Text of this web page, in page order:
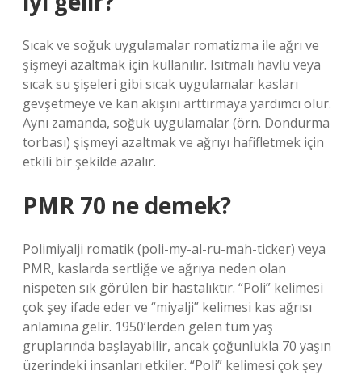
Sıcak ve soğuk uygulamalar romatizma ile ağrı ve
şişmeyi azaltmak için kullanılır. Isıtmalı havlu veya
sıcak su şişeleri gibi sıcak uygulamalar kasları
gevşetmeye ve kan akışını arttırmaya yardımcı olur.
Aynı zamanda, soğuk uygulamalar (örn. Dondurma
torbası) şişmeyi azaltmak ve ağrıyı hafifletmek için
etkili bir şekilde azalır.
PMR 70 ne demek?
Polimiyalji romatik (poli-my-al-ru-mah-ticker) veya
PMR, kaslarda sertliğe ve ağrıya neden olan
nispeten sık görülen bir hastalıktır. “Poli” kelimesi
çok şey ifade eder ve “miyalji” kelimesi kas ağrısı
anlamına gelir. 1950’lerden gelen tüm yaş
gruplarında başlayabilir, ancak çoğunlukla 70 yaşın
üzerindeki insanları etkiler. “Poli” kelimesi çok şey